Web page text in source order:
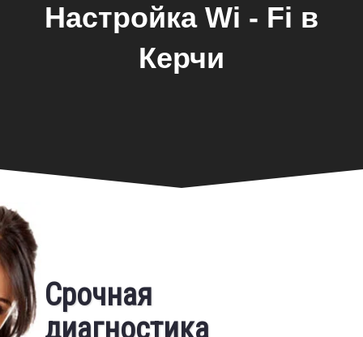
Настройка Wi - Fi в
Керчи
Срочная
диагностика
Бесплатный выезд
Фирменная гарантия
Предоставляем фирменную